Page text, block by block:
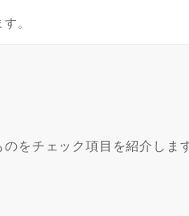
。
をチェック項目を紹介します